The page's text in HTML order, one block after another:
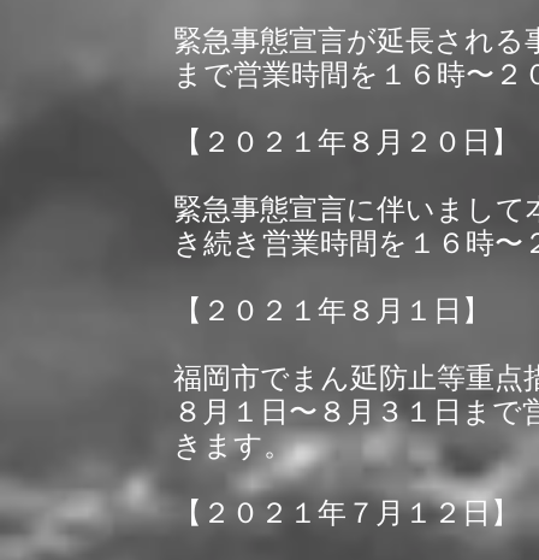
緊急事態宣言が延長され
まで営業時間を１６時〜
【２０２１年８月２０日】
緊急事態宣言に伴いまして
き続き 営業時間を１６時〜
【２０２１年８月１日】
福岡市でまん延防止等重
８月１日〜８月３１日まで
きます。
【２０２１年７月１２日】